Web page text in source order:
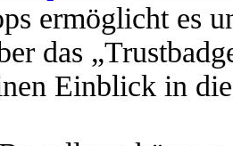
ermöglicht es
das
Einblick in